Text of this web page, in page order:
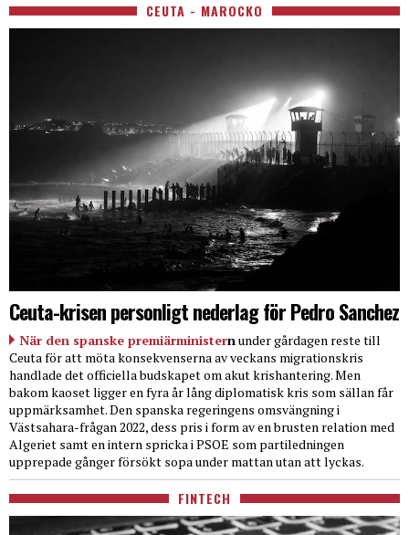
CEUTA - MAROCKO
Ceuta-krisen personligt nederlag för Pedro Sanchez
När den spanske premiärministern under gårdagen reste till
Ceuta för att möta konsekvenserna av veckans migrationskris
handlade det officiella budskapet om akut krishantering. Men
bakom kaoset ligger en fyra år lång diplomatisk kris som sällan får
uppmärksamhet. Den spanska regeringens omsvängning i
Västsahara-frågan 2022, dess pris i form av en brusten relation med
Algeriet samt en intern spricka i PSOE som partiledningen
upprepade gånger försökt sopa under mattan utan att lyckas.
FINTECH